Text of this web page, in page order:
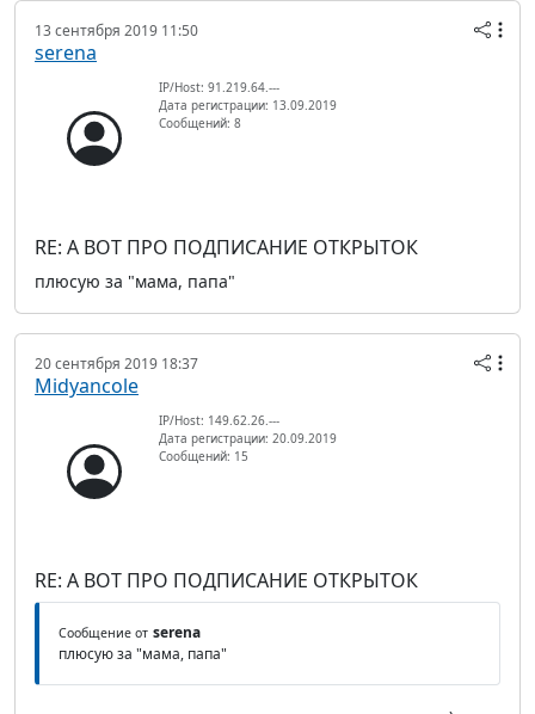
13 сентября 2019 11:50
serena
IP/Host: 91.219.64.---
Дата регистрации: 13.09.2019
Сообщений: 8
RE: А ВОТ ПРО ПОДПИСАНИЕ ОТКРЫТОК
плюсую за "мама, папа"
20 сентября 2019 18:37
Midyancole
IP/Host: 149.62.26.---
Дата регистрации: 20.09.2019
Сообщений: 15
RE: А ВОТ ПРО ПОДПИСАНИЕ ОТКРЫТОК
Сообщение от serena
плюсую за "мама, папа"